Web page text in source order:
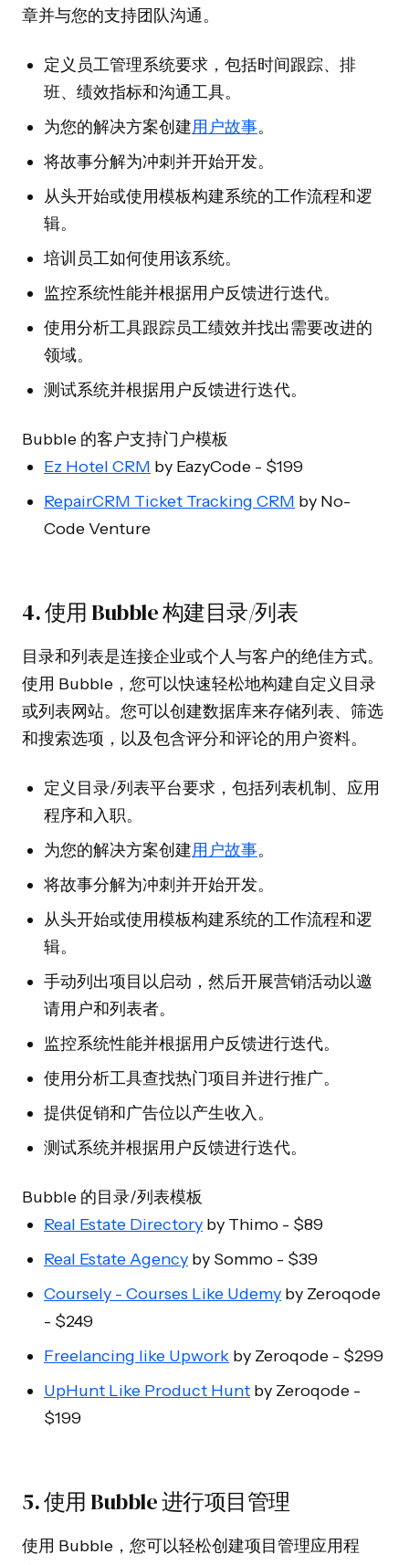
章并与您的支持团队沟通。
定义员工管理系统要求，包括时间跟踪、排
班、绩效指标和沟通工具。
为您的解决方案创建用户故事。
将故事分解为冲刺并开始开发。
从头开始或使用模板构建系统的工作流程和逻
辑。
培训员工如何使用该系统。
监控系统性能并根据用户反馈进行迭代。
使用分析工具跟踪员工绩效并找出需要改进的
领域。
测试系统并根据用户反馈进行迭代。
Bubble 的客户支持门户模板
Ez Hotel CRM by EazyCode - $199
RepairCRM Ticket Tracking CRM by No-
Code Venture
4. 使用 Bubble 构建目录/列表
目录和列表是连接企业或个人与客户的绝佳方式。
使用 Bubble，您可以快速轻松地构建自定义目录
或列表网站。您可以创建数据库来存储列表、筛选
和搜索选项，以及包含评分和评论的用户资料。
定义目录/列表平台要求，包括列表机制、应用
程序和入职。
为您的解决方案创建用户故事。
将故事分解为冲刺并开始开发。
从头开始或使用模板构建系统的工作流程和逻
辑。
手动列出项目以启动，然后开展营销活动以邀
请用户和列表者。
监控系统性能并根据用户反馈进行迭代。
使用分析工具查找热门项目并进行推广。
提供促销和广告位以产生收入。
测试系统并根据用户反馈进行迭代。
Bubble 的目录/列表模板
Real Estate Directory by Thimo - $89
Real Estate Agency by Sommo - $39
Coursely - Courses Like Udemy by Zeroqode
- $249
Freelancing like Upwork by Zeroqode - $299
UpHunt Like Product Hunt by Zeroqode -
$199
5. 使用 Bubble 进行项目管理
使用 Bubble，您可以轻松创建项目管理应用程